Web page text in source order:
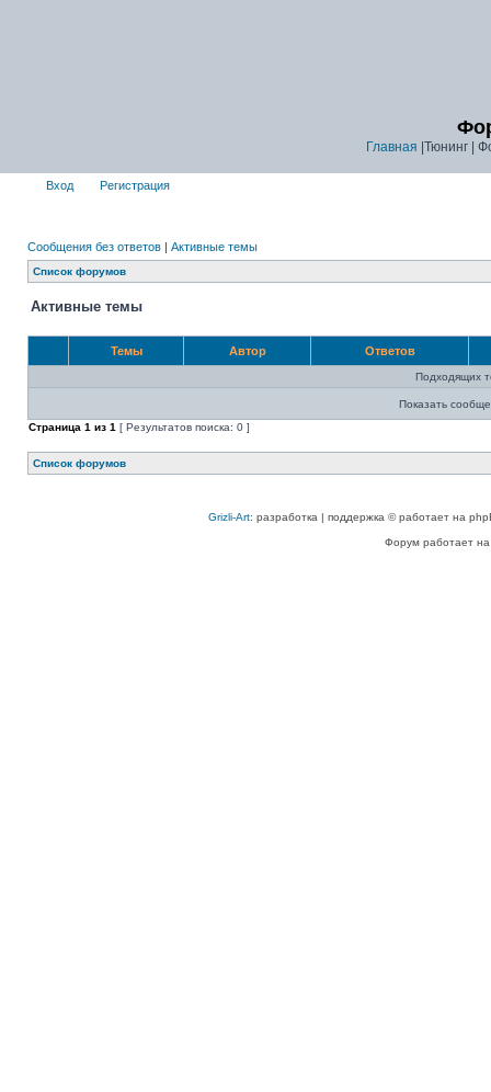
Главная |Тюнинг |
Вход Регистрация
Сообщения без ответов | Активные темы
Список форумов
Активные темы
Темы Автор Ответов
Подходящих
Показать
Страница 1 из 1 [ Результатов поиска: 0 ]
Список форумов
Grizli-Art: разработка | поддержка © работает на
Форум работает